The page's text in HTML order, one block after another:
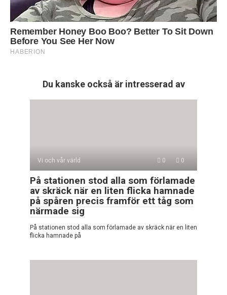
Du kanske också är intresserad av
Vi och vår värld 0 0
På stationen stod alla som förlamade
av skräck när en liten flicka hamnade
på spåren precis framför ett tåg som
närmade sig
På stationen stod alla som förlamade av skräck när en liten
flicka hamnade på